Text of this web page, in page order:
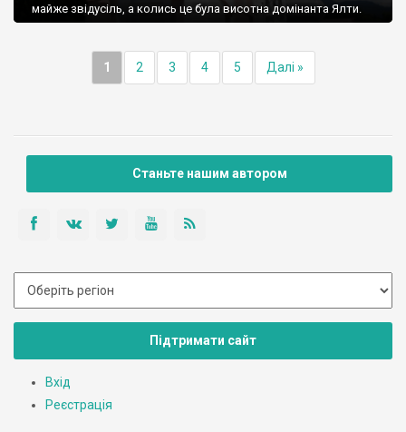
майже звідусіль, а колись це була висотна домінанта Ялти.
1 2 3 4 5 Далі »
Станьте нашим автором
Підтримати сайт
Вхід
Реєстрація